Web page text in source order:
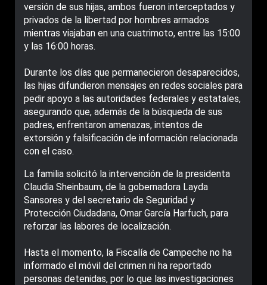
versión de sus hijas, ambos fueron interceptados y
privados de la libertad por hombres armados
mientras viajaban en una cuatrimoto, entre las 15:00
y las 16:00 horas.
Durante los días que permanecieron desaparecidos,
las hijas difundieron mensajes en redes sociales para
pedir apoyo a las autoridades federales y estatales,
asegurando que, además de la búsqueda de sus
padres, enfrentaron amenazas, intentos de
extorsión y falsificación de información relacionada
con el caso.
La familia solicitó la intervención de la presidenta
Claudia Sheinbaum, de la gobernadora Layda
Sansores y del secretario de Seguridad y
Protección Ciudadana, Omar García Harfuch, para
reforzar las labores de localización.
Hasta el momento, la Fiscalía de Campeche no ha
informado el móvil del crimen ni ha reportado
personas detenidas, por lo que las investigaciones